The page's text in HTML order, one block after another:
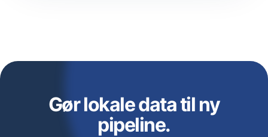
Gør lokale data til ny
pipeline.